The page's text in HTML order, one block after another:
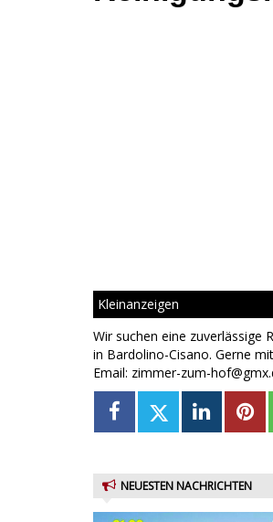
Kleinanzeigen
Wir suchen eine zuverlässige
in Bardolino-Cisano. Gerne
Email: zimmer-zum-
NEUESTEN NACHRICHTEN